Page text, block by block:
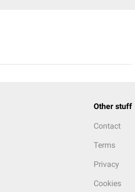
Other stuff
Contact
Terms
Privacy
Cookies